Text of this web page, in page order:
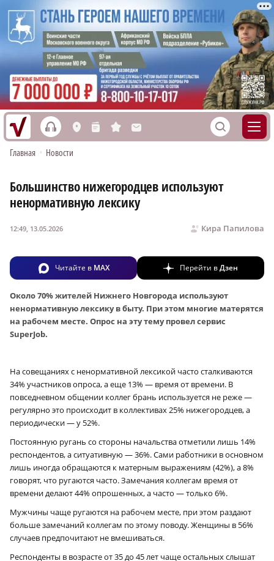
h L n s M S
Главная • Новости
Большинство нижегородцев используют
ненормативную лексику
Кира Папилова
12:49, 13.05.2026
Читайте в MAX Перейти вДзен
Около 70% жителей Нижнего Новгорода используют
ненормативную лексику в быту. При этом многие матерятся
на рабочем месте. Опрос на эту тему провел сервис
SuperJob.
На совещаниях с ненормативной лексикой часто сталкиваются
34% участников опроса, а еще 13% — время от времени. В
повседневном общении коллег брань используется не реже —
регулярно это происходит в коллективах 25% нижегородцев, а
периодически — у 52%.
Постоянную ругань со стороны начальства отметили лишь 14%
респондентов, а ситуативную — 36%. Сами работники в основном
лишь иногда обращаются к матерным выражениям (42%), а 8%
говорят, что ругаются часто. Замечания коллегам время от
времени делают 44% опрошенных, а часто — только 6%.
Мужчины чаще ругаются на рабочем месте, при этом раздают
больше замечаний коллегам по этому поводу. Женщины в 56%
случаев предпочитают не вмешиваться.
Респонденты в возрасте от 35 до 45 лет чаще остальных слышат